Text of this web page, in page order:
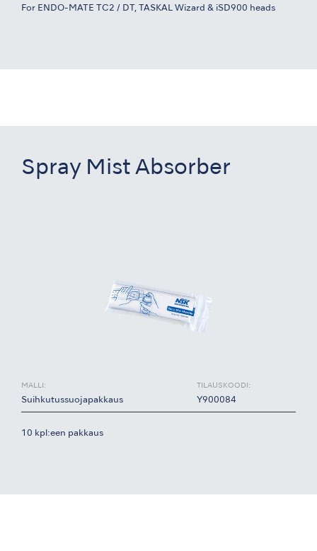
For ENDO-MATE TC2 / DT, TASKAL Wizard & iSD900 heads
Spray Mist Absorber
MALLI:
Suihkutussuojapakkaus
TILAUSKOODI:
Y900084
10 kpl:een pakkaus